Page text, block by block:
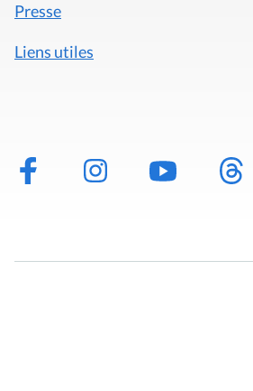
Presse
Liens utiles